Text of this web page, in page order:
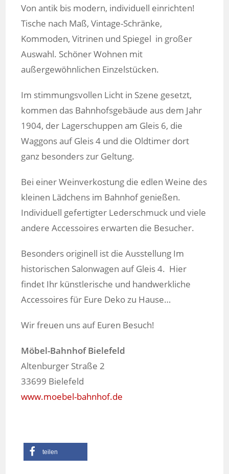
Von antik bis modern, individuell einrichten!
Tische nach Maß, Vintage-Schränke,
Kommoden, Vitrinen und Spiegel in großer
Auswahl. Schöner Wohnen mit
außergewöhnlichen Einzelstücken.
Im stimmungsvollen Licht in Szene gesetzt,
kommen das Bahnhofsgebäude aus dem Jahr
1904, der Lagerschuppen am Gleis 6, die
Waggons auf Gleis 4 und die Oldtimer dort
ganz besonders zur Geltung.
Bei einer Weinverkostung die edlen Weine des
kleinen Lädchens im Bahnhof genießen.
Individuell gefertigter Lederschmuck und viele
andere Accessoires erwarten die Besucher.
Besonders originell ist die Ausstellung Im
historischen Salonwagen auf Gleis 4. Hier
findet Ihr künstlerische und handwerkliche
Accessoires für Eure Deko zu Hause…
Wir freuen uns auf Euren Besuch!
Möbel-Bahnhof Bielefeld
Altenburger Straße 2
33699 Bielefeld
www.moebel-bahnhof.de
teilen